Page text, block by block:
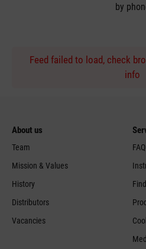
by
Feed failed to load, check
info
About us
Team
Mission & Values
History
Distributors
Vacancies